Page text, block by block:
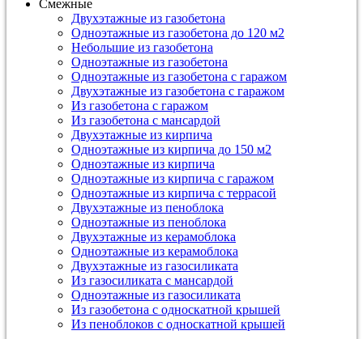
Смежные
Двухэтажные из газобетона
Одноэтажные из газобетона до 120 м2
Небольшие из газобетона
Одноэтажные из газобетона
Одноэтажные из газобетона с гаражом
Двухэтажные из газобетона с гаражом
Из газобетона с гаражом
Из газобетона с мансардой
Двухэтажные из кирпича
Одноэтажные из кирпича до 150 м2
Одноэтажные из кирпича
Одноэтажные из кирпича с гаражом
Одноэтажные из кирпича с террасой
Двухэтажные из пеноблока
Одноэтажные из пеноблока
Двухэтажные из керамоблока
Одноэтажные из керамоблока
Двухэтажные из газосиликата
Из газосиликата с мансардой
Одноэтажные из газосиликата
Из газобетона с односкатной крышей
Из пеноблоков с односкатной крышей